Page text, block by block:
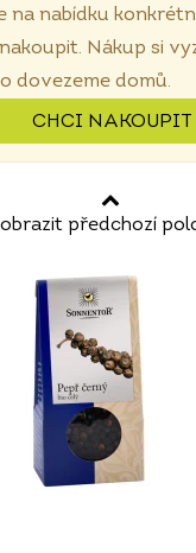
na nabídku
Nákup si
dovezeme domů.
CHCI NAKOUPIT
předchozí